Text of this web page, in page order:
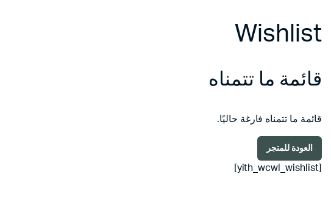
Wishlist
قائمة ما تتمناه
قائمة ما تتمناه فارغة حاليًا.
العودة للمتجر